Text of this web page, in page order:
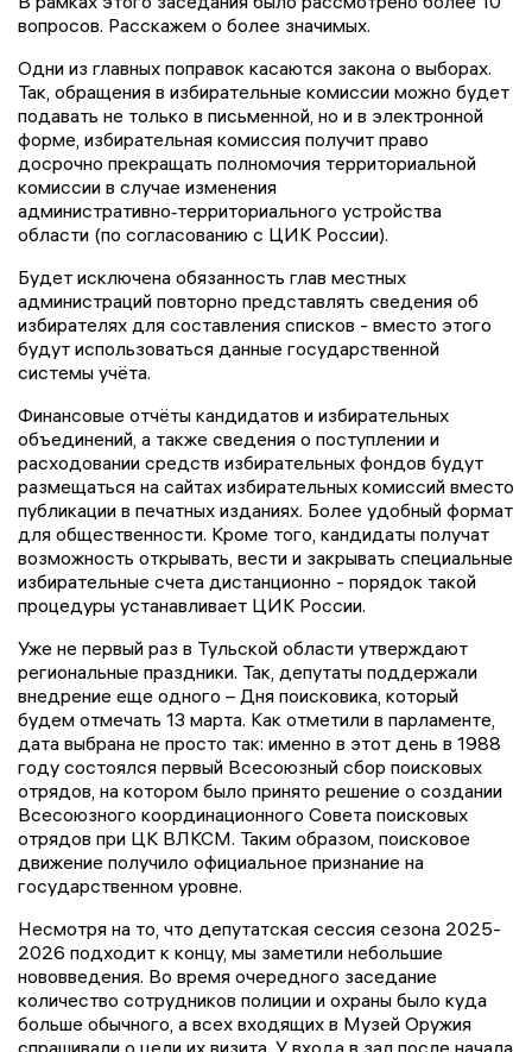
вопросов. Расскажем о более значимых.
Одни из главных поправок касаются закона о выборах.
Так, обращения в избирательные комиссии можно будет
подавать не только в письменной, но и в электронной
форме, избирательная комиссия получит право
досрочно прекращать полномочия территориальной
комиссии в случае изменения
административно‑территориального устройства
области (по согласованию с ЦИК России).
Будет исключена обязанность глав местных
администраций повторно представлять сведения об
избирателях для составления списков - вместо этого
будут использоваться данные государственной
системы учёта.
Финансовые отчёты кандидатов и избирательных
объединений, а также сведения о поступлении и
расходовании средств избирательных фондов будут
размещаться на сайтах избирательных комиссий вместо
публикации в печатных изданиях. Более удобный формат
для общественности. Кроме того, кандидаты получат
возможность открывать, вести и закрывать специальные
избирательные счета дистанционно - порядок такой
процедуры устанавливает ЦИК России.
Уже не первый раз в Тульской области утверждают
региональные праздники. Так, депутаты поддержали
внедрение еще одного – Дня поисковика, который
будем отмечать 13 марта. Как отметили в парламенте,
дата выбрана не просто так: именно в этот день в 1988
году состоялся первый Всесоюзный сбор поисковых
отрядов, на котором было принято решение о создании
Всесоюзного координационного Совета поисковых
отрядов при ЦК ВЛКСМ. Таким образом, поисковое
движение получило официальное признание на
государственном уровне.
Несмотря на то, что депутатская сессия сезона 2025-
2026 подходит к концу, мы заметили небольшие
нововведения. Во время очередного заседание
количество сотрудников полиции и охраны было куда
больше обычного, а всех входящих в Музей Оружия
спрашивали о цели их визита. У входа в зал после начала